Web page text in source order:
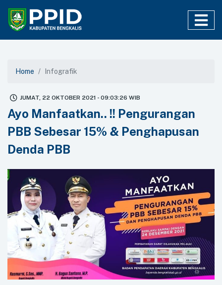
Home Infografik
JUMAT, 22 OKTOBER 2021 - 09:03:26 WIB
Ayo Manfaatkan.. !! Pengurangan
PBB Sebesar 15% & Penghapusan
Denda PBB